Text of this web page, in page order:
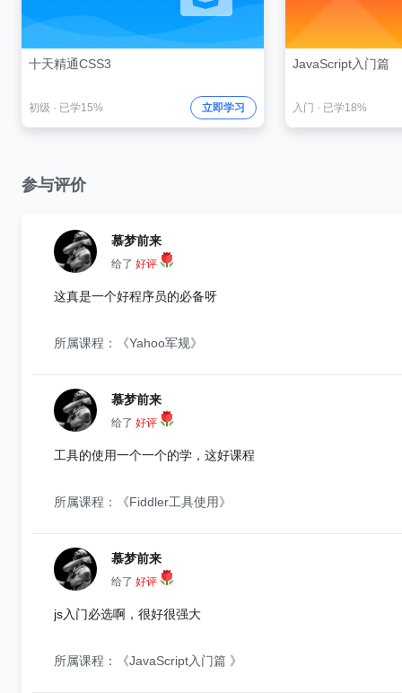
十天精通CSS3
初级 · 已学15% 立即学习
JavaScript入门篇
入门 · 已学18%
参与评价
慕梦前来
给了 好评
这真是一个好程序员的必备呀
所属课程：《Yahoo军规》
慕梦前来
给了 好评
工具的使用一个一个的学，这好课程
所属课程：《Fiddler工具使用》
慕梦前来
给了 好评
js入门必选啊，很好很强大
所属课程：《JavaScript入门篇 》